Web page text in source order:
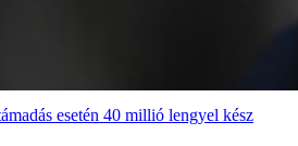
esetén 40 millió lengyel kész